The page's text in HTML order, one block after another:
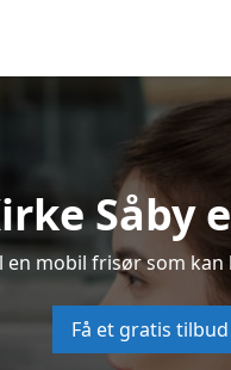
Såby
mobil frisør som
Få et gratis